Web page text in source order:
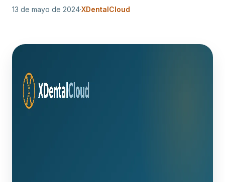
13 de mayo de 2024·XDentalCloud